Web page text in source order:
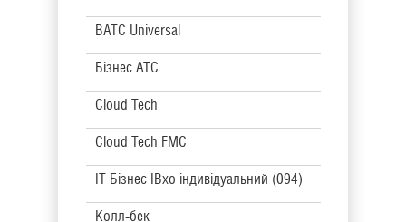
BATC Universal
Бізнес АТС
Cloud Tech
Cloud Tech FMC
IT Бізнес IBxo індивідуальний (094)
Колл-бек